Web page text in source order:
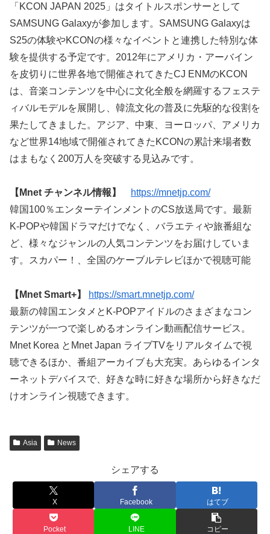
「KCON JAPAN 2025」はタイトルスポンサーとして
SAMSUNG Galaxyが参加します。SAMSUNG Galaxyは
S25の体験やKCONの様々なイベントと連携した特別な体
験を提供する予定です。2012年にアメリカ・アーバイン
を皮切りに世界各地で開催されてきたCJ ENMのKCON
は、音楽コンテンツを中心に文化全般を網羅するフェステ
ィバルモデルを展開し、韓流文化の普及に先駆的な役割を
果たしてきました。アジア、中東、ヨーロッパ、アメリカ
など世界14地域で開催されてきたKCONの累計来場者数
はまもなく200万人を突破する見込みです。
【Mnet チャンネル情報】
https://mnetjp.com/
韓国100％エンターテインメントのCS放送局です。最新
K-POPや韓国ドラマだけでなく、バラエティや旅番組な
ど、様々なジャンルの人気コンテンツをお届けしていま
す。スカパー！、全国のケーブルテレビほかで視聴可能
【Mnet Smart+】
https://smart.mnetjp.com/
最新の韓国エンタメとK-POPアイドルのさまざまなコン
テンツが一つで楽しめるオンライン動画配信サービス。
Mnet Korea とMnet Japan ライブTVをリアルタイムで視
聴できるほか、番組アーカイブも大充実。あらゆるインタ
ーネットデバイスで、好きな時に好きな場所から好きなだ
けオンライン視聴できます。
Asia News
シェアする
X Facebook はてブ
Pocket LINE コピー